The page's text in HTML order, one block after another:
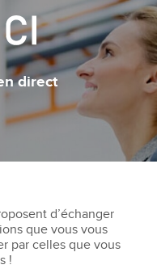
direct
d’échanger
que vous vous
par celles que vous
!